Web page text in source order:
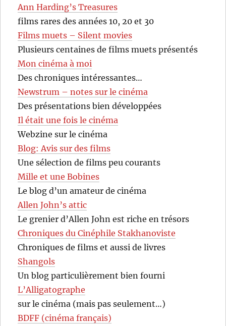
Ann Harding’s Treasures
films rares des années 10, 20 et 30
Films muets – Silent movies
Plusieurs centaines de films muets présentés
Mon cinéma à moi
Des chroniques intéressantes…
Newstrum – notes sur le cinéma
Des présentations bien développées
Il était une fois le cinéma
Webzine sur le cinéma
Blog: Avis sur des films
Une sélection de films peu courants
Mille et une Bobines
Le blog d’un amateur de cinéma
Allen John’s attic
Le grenier d’Allen John est riche en trésors
Chroniques du Cinéphile Stakhanoviste
Chroniques de films et aussi de livres
Shangols
Un blog particulièrement bien fourni
L’Alligatographe
sur le cinéma (mais pas seulement…)
BDFF (cinéma français)